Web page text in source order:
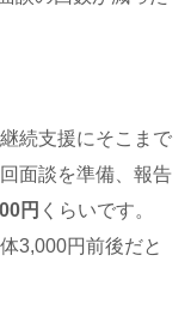
続支援にそこまで
面談を準備、報告
円 くらいです。
3,000円前後だと